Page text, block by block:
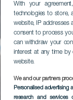
With your
technologies to store,
website, IP addresses
consent to process
can withdraw your
interest at any time by
website.
We and our partners
Personalised
research and services